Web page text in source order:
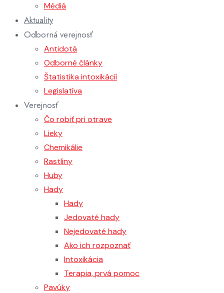
Médiá
Aktuality
Odborná verejnosť
Antidotá
Odborné články
Štatistika intoxikácií
Legislatíva
Verejnosť
Čo robiť pri otrave
Lieky
Chemikálie
Rastliny
Huby
Hady
Hady
Jedovaté hady
Nejedovaté hady
Ako ich rozpoznať
Intoxikácia
Terapia, prvá pomoc
Pavúky